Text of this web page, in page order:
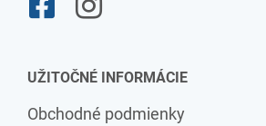
UŽITOČNÉ INFORMÁCIE
Obchodné podmienky